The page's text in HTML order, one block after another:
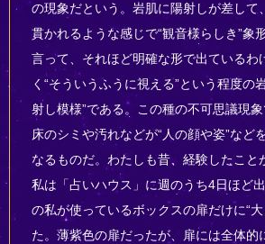
の現象だという。岩肌に陽射しが差して
貫かれるような感じで“観音様らしき”象
言って、それほど明確な形で出ているわ
く“そういうふうに視える”という程度の
射し模様”である。この種の不可思議現
床のシミや汚れなどが“人の顔や姿”など
なるものだ。わたしも昔、経験したこと
私は「占いハウス」に週のうち4日ほど
の私が使っているボックスの扉だけに“
た。薄紫色の扉だったが、扉には全体的